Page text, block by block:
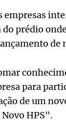
prédio
de
para
de um
HPS".